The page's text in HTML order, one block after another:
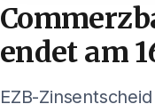
endet am
EZB-